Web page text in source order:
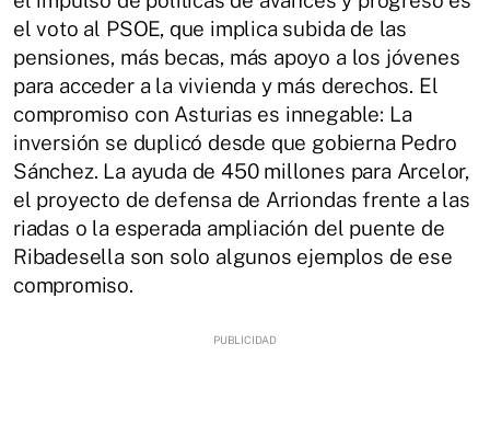
el voto al PSOE, que implica subida de las
pensiones, más becas, más apoyo a los jóvenes
para acceder a la vivienda y más derechos. El
compromiso con Asturias es innegable: La
inversión se duplicó desde que gobierna Pedro
Sánchez. La ayuda de 450 millones para Arcelor,
el proyecto de defensa de Arriondas frente a las
riadas o la esperada ampliación del puente de
Ribadesella son solo algunos ejemplos de ese
compromiso.